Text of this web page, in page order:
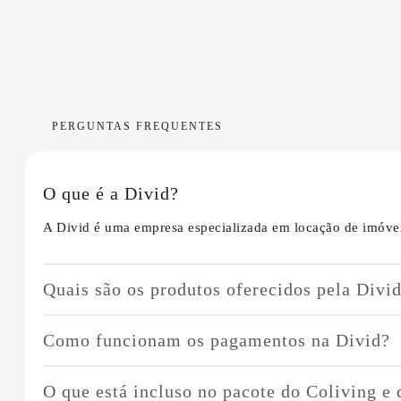
PERGUNTAS FREQUENTES
O que é a Divid?
A Divid é uma empresa especializada em locação de
Quais são os produtos oferecidos pela
Individual Prime: Oferecemos um serviço completo
Como funcionam os pagamentos na Divid?
variar de acordo com o consumo, como no caso da
O que está incluso no pacote do Coliving